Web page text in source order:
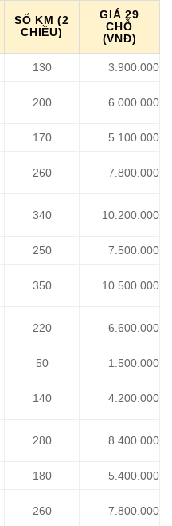
SỐ KM (2
CHIỀU)
GIÁ 29
CHỖ
(VNĐ)
130 3.900.000
200 6.000.000
170 5.100.000
260 7.800.000
340 10.200.000
250 7.500.000
350 10.500.000
220 6.600.000
50 1.500.000
140 4.200.000
280 8.400.000
180 5.400.000
260 7.800.000